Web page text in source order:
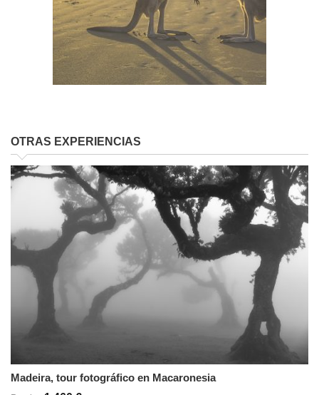
OTRAS EXPERIENCIAS
Madeira, tour fotográfico en Macaronesia